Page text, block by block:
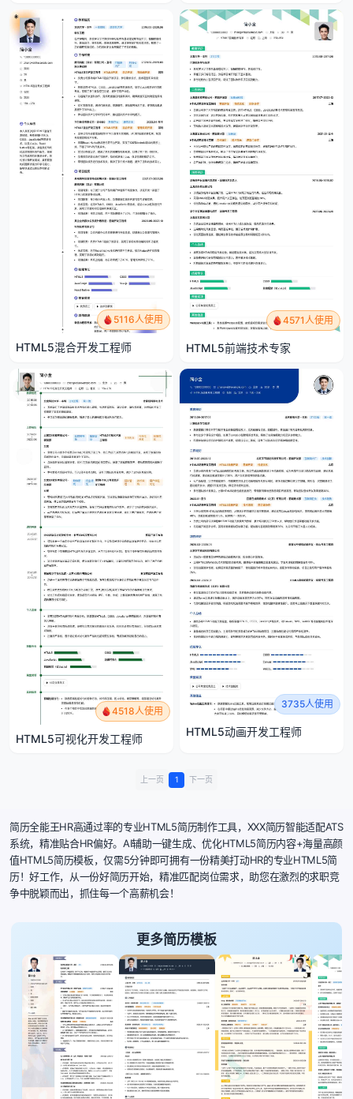
5116人使用
HTML5混合开发工程师
4571人使用
HTML5前端技术专家
4518人使用
HTML5可视化开发工程师
3735人使用
HTML5动画开发工程师
上一页 1 下一页
简历全能王HR高通过率的专业HTML5简历制作工具，XXX简历智能适配ATS
系统，精准贴合HR偏好。AI辅助一键生成、优化HTML5简历内容+海量高颜
值HTML5简历模板，仅需5分钟即可拥有一份精美打动HR的专业HTML5简
历！好工作，从一份好简历开始，精准匹配岗位需求，助您在激烈的求职竞
争中脱颖而出，抓住每一个高薪机会！
更多简历模板